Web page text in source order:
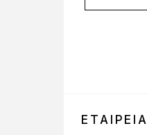
ΕΤΑΙΡΕΊΑ